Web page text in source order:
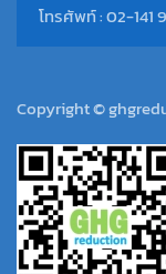
โทรศัพท์ : 02-141
Copyright ©